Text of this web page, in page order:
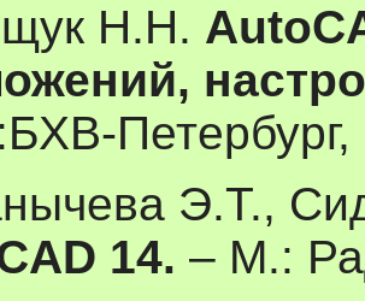
Н.Н.
Петербург,
Э.Т.,
14. – М.: